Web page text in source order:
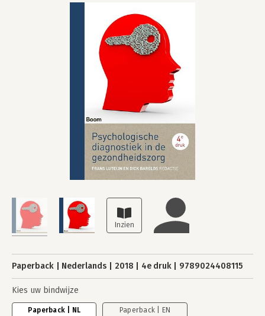
Paperback Nederlands 2018 4e druk 9789024408115
Kies uw bindwijze
Paperback | NL Paperback | EN